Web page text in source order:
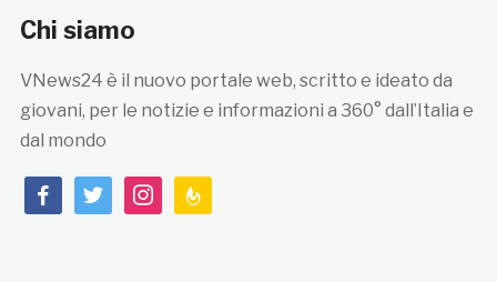
Chi siamo
VNews24 è il nuovo portale web, scritto e ideato da
giovani, per le notizie e informazioni a 360° dall’Italia e
dal mondo
facebooktwitterinstagramfeedburner